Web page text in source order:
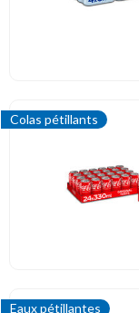
Colas pétillants
Eaux pétillantes